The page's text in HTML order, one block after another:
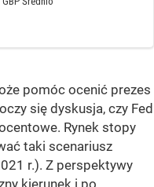
pomóc ocenić prezes
się dyskusja, czy Fed
Rynek stopy
taki scenariusz
r.). Z perspektywy